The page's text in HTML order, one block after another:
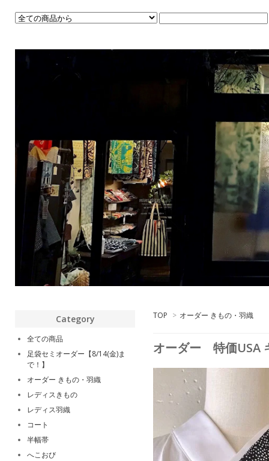
TOP > オーダー きもの・羽織
オーダー 特価USA
Category
全ての商品
足袋セミオーダー【8/14(金)ま
で！】
オーダー きもの・羽織
レディスきもの
レディス羽織
コート
半幅帯
へこおび